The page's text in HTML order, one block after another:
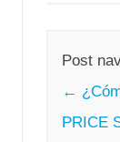
Post
←
PRICE